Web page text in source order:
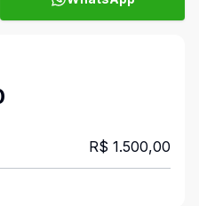
R$ 1.500,00